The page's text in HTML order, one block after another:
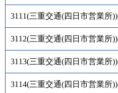
3111(三重交通(四日市営業所))
3112(三重交通(四日市営業所))
3113(三重交通(四日市営業所))
3114(三重交通(四日市営業所))